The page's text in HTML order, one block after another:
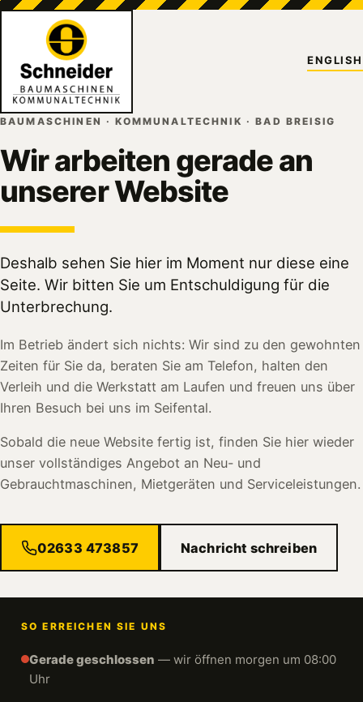
ENGLISH
BAUMASCHINEN · KOMMUNALTECHNIK · BAD BREISIG
Wir arbeiten gerade an
unserer Website
Deshalb sehen Sie hier im Moment nur diese eine
Seite. Wir bitten Sie um Entschuldigung für die
Unterbrechung.
Im Betrieb ändert sich nichts: Wir sind zu den gewohnten
Zeiten für Sie da, beraten Sie am Telefon, halten den
Verleih und die Werkstatt am Laufen und freuen uns über
Ihren Besuch bei uns im Seifental.
Sobald die neue Website fertig ist, finden Sie hier wieder
unser vollständiges Angebot an Neu- und
Gebrauchtmaschinen, Mietgeräten und Serviceleistungen.
02633 473857 Nachricht schreiben
SO ERREICHEN SIE UNS
Gerade geschlossen — wir öffnen morgen um 08:00
Uhr